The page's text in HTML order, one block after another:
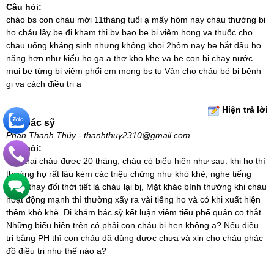
Câu hỏi:
chào bs con cháu mới 11tháng tuổi ạ mấy hôm nay cháu thường bi
ho cháu lây be đi kham thi bv bao be bi viêm hong va thuốc cho
chau uống kháng sinh nhưng không khoi 2hôm nay be bắt đầu ho
nặng hơn như kiểu ho ga ạ thơ kho khe va be con bi chay nước
mui be từng bi viêm phổi em mong bs tu Vân cho cháu bé bi bệnh
gi va cách điều tri a ̣
Hiện trả lời
Hỏi bác sỹ
Phan Thanh Thúy - thanhthuy2310@gmail.com
Câu hỏi:
Con trai cháu được 20 tháng, cháu có biểu hiện như sau: khi họ thì
thường họ rất lâu kèm các triệu chứng như khò khè, nghe tiếng
rít,cứ thay đổi thời tiết là cháu lại bị, Mặt khác bình thường khi cháu
hoạt động mạnh thì thường xẩy ra vài tiếng ho và có khi xuất hiện
thêm khò khè. Đi khám bác sỹ kết luận viêm tiểu phế quản co thắt.
Những biểu hiện trên có phải con cháu bị hen không ạ? Nếu điều
trị bằng PH thì con cháu đã dùng được chưa và xin cho cháu phác
đồ điều trị như thế nào ạ?